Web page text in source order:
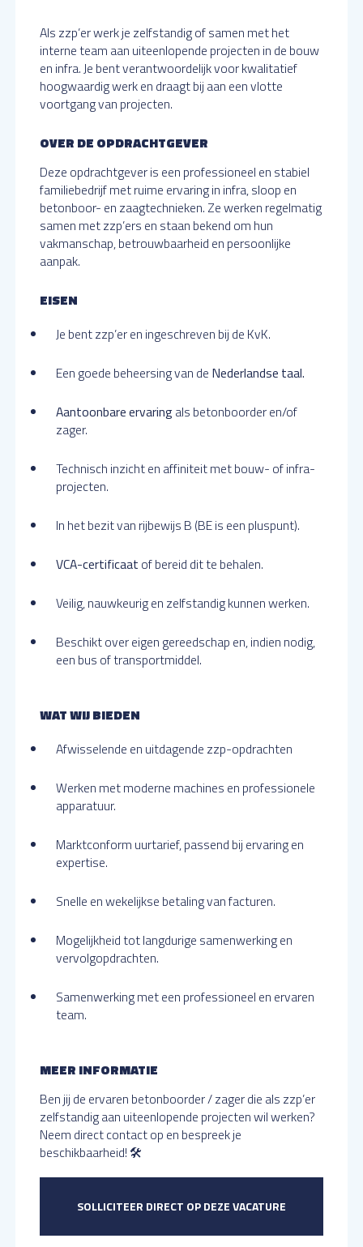
Als zzp’er werk je zelfstandig of samen met het
interne team aan uiteenlopende projecten in de bouw
en infra. Je bent verantwoordelijk voor kwalitatief
hoogwaardig werk en draagt bij aan een vlotte
voortgang van projecten.
OVER DE OPDRACHTGEVER
Deze opdrachtgever is een professioneel en stabiel
familiebedrijf met ruime ervaring in infra, sloop en
betonboor- en zaagtechnieken. Ze werken regelmatig
samen met zzp’ers en staan bekend om hun
vakmanschap, betrouwbaarheid en persoonlijke
aanpak.
EISEN
Je bent zzp’er en ingeschreven bij de KvK.
Een goede beheersing van de Nederlandse taal.
Aantoonbare ervaringals betonboorder en/of
zager.
Technisch inzicht en affiniteit met bouw- of infra-
projecten.
In het bezit van rijbewijs B (BE is een pluspunt).
VCA-certificaat of bereid dit te behalen.
Veilig, nauwkeurig en zelfstandig kunnen werken.
Beschikt over eigen gereedschap en, indien nodig,
een bus of transportmiddel.
WAT WIJ BIEDEN
Afwisselende en uitdagende zzp-opdrachten
Werken met moderne machines en professionele
apparatuur.
Marktconform uurtarief, passend bij ervaring en
expertise.
Snelle en wekelijkse betaling van facturen.
Mogelijkheid tot langdurige samenwerking en
vervolgopdrachten.
Samenwerking met een professioneel en ervaren
team.
MEER INFORMATIE
Ben jij de ervaren betonboorder / zager die als zzp’er
zelfstandig aan uiteenlopende projecten wil werken?
Neem direct contact op en bespreek je
beschikbaarheid! 🛠️
SOLLICITEER DIRECT OP DEZE VACATURE